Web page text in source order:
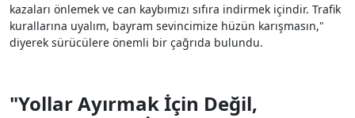
kazaları önlemek ve can kaybımızı sıfıra indirmek içindir. Trafik
kurallarına uyalım, bayram sevincimize hüzün karışmasın,"
diyerek sürücülere önemli bir çağrıda bulundu.
"Yollar Ayırmak İçin Değil,